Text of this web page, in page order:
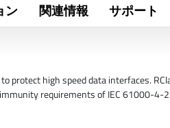
ン 関連情報 サポート
protect high speed data interfaces.
requirements of IEC 61000-4-